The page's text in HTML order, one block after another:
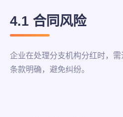
4.1 合同风险
企业在处理分支机构分红时，
条款明确，避免纠纷。